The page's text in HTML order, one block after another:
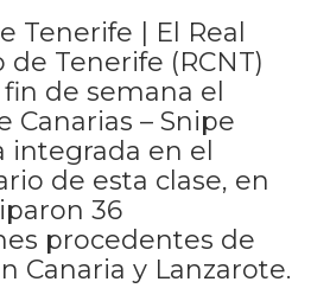
Tenerife | El Real
Tenerife (RCNT)
de semana el
Canarias – Snipe
integrada en el
de esta clase, en
36
procedentes de
Canaria y Lanzarote.